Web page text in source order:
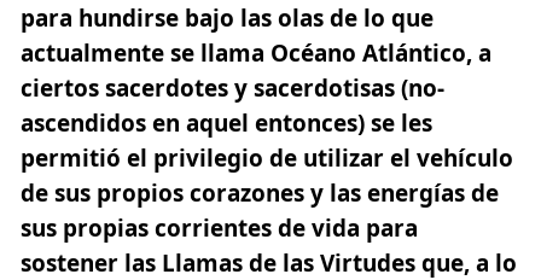
para hundirse bajo las olas de lo que
actualmente se llama Océano Atlántico, a
ciertos sacerdotes y sacerdotisas (no-
ascendidos en aquel entonces) se les
permitió el privilegio de utilizar el vehículo
de sus propios corazones y las energías de
sus propias corrientes de vida para
sostener las Llamas de las Virtudes que, a lo